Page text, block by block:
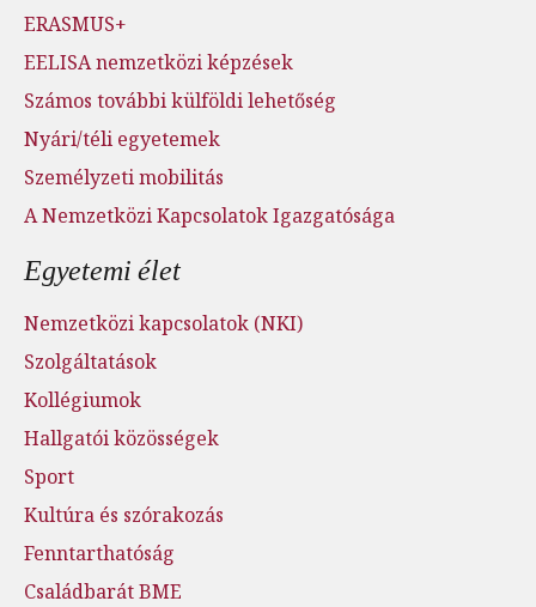
ERASMUS+
EELISA nemzetközi képzések
Számos további külföldi lehetőség
Nyári/téli egyetemek
Személyzeti mobilitás
A Nemzetközi Kapcsolatok Igazgatósága
Egyetemi élet
Nemzetközi kapcsolatok (NKI)
Szolgáltatások
Kollégiumok
Hallgatói közösségek
Sport
Kultúra és szórakozás
Fenntarthatóság
Családbarát BME